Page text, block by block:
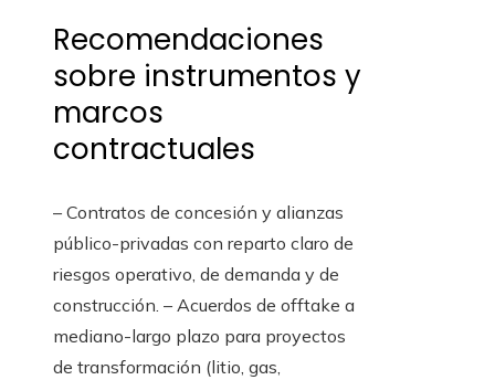
Recomendaciones
sobre instrumentos y
marcos
contractuales
– Contratos de concesión y alianzas
público-privadas con reparto claro de
riesgos operativo, de demanda y de
construcción. – Acuerdos de offtake a
mediano-largo plazo para proyectos
de transformación (litio, gas,